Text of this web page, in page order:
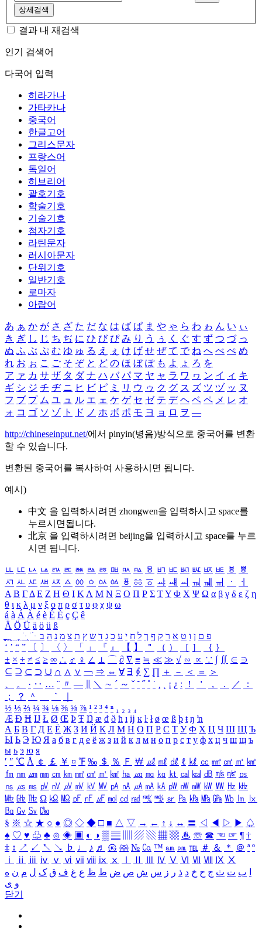
상세검색
결과 내 재검색
인기 검색어
다국어 입력
히라가나
가타카나
중국어
한글고어
그리스문자
프랑스어
독일어
히브리어
괄호기호
학술기호
기술기호
첨자기호
라틴문자
러시아문자
단위기호
일반기호
로마자
아랍어
あ ぁ か が さ ざ た だ な は ば ぱ ま や ゃ ら わ ゎ ん い ぃ
き ぎ し じ ち ぢ に ひ び ぴ み り う ぅ く ぐ す ず つ づ っ
ぬ ふ ぶ ぷ む ゆ ゅ る え ぇ け げ せ ぜ て で ね へ べ ぺ め
れ お ぉ こ ご そ ぞ と ど の ほ ぼ ぽ も よ ょ ろ を
ア ァ カ サ ザ タ ダ ナ ハ バ パ マ ヤ ャ ラ ワ ヮ ン イ ィ キ
ギ シ ジ チ ヂ ニ ヒ ビ ピ ミ リ ウ ゥ ク グ ス ズ ツ ヅ ッ ヌ
フ ブ プ ム ユ ュ ル エ ェ ケ ゲ セ ゼ テ デ ヘ ベ ペ メ レ オ
ォ コ ゴ ソ ゾ ト ド ノ ホ ボ ポ モ ヨ ョ ロ ヲ ―
http://chineseinput.net/에서 pinyin(병음)방식으로 중국어를 변환
할 수 있습니다.
변환된 중국어를 복사하여 사용하시면 됩니다.
예시)
中文 을 입력하시려면 zhongwen을 입력하시고 space를
누르시면됩니다.
北京 을 입력하시려면 beijing을 입력하시고 space를 누르
시면 됩니다.
ㅥ ㅦ ㅧ ㅨ ㅩ ㅪ ㅫ ㅬ ㅭ ㅮ ㅯ ㅰ ㅱ ㅲ ㅳ ㅴ ㅵ ㅶ ㅷ ㅸ
ㅹ
ㅺ ㅻ ㅼ ㅽ ㅾ ㅿ ㆀ ㆁ ㆂ ㆃ ㆄ ㆅ ㆆ ㆇ ㆈ ㆉ ㆊ ㆋ ㆌ ㆍ
ㆎ
Α Β ΓΔ Ε Ζ Η Θ Ι ΚΛ Μ Ν Ξ Ο Π Ρ Σ ΤΥ Φ Χ Ψ Ω α β γ δ ε ζ η
θ ι κ λ μ ν ξ ο π ρ σ τ υ φ χ ψ ω
á à Á À é è É È ç Ç ê
Ä Ö Ü ä ö ü ß
ִֶֹ ֻּ ׁׂ פ ם ן ו ט א ר ק ף ך ל ח י ע כ ג ד ש ץ ת צ מ נ ה ב
‘ ’ “ ” 〔 〕 〈 〉 「 」 『 』 【 】 ＂ （ ） ［ ］ ｛ ｝
± × ÷ ≠ ≤ ≥ ∞ ∴ ♂ ♀ ∠ ⊥ ⌒ ∂ ∇ ≡ ≒ ≪ ≫ √ ∽ ∝ ∵ ∫ ∬ ∈ ∋
⊆ ⊇ ⊂ ⊃ ∪ ∩ ∧ ∨ ￢ ⇒ ⇔ ∀ ∃ ∮ ∑ ∏ ＋ － ＜ ＝
＞
、
。 · ‥ … ¨ 〃 ― ＼ ∼ ´ ～ ˇ ˘ ˝ ˚ ˙ ¸ ¡ ¿ ː ！ ＇ ， ． ／
：
；
？ ＾ ｀
½ ⅓ ⅔ ¼ ¾ ⅛ ⅜ ⅝ ⅞ ¹ ² ³ ⁴ ⁿ ₁ ₂ ₃ ₄
Æ Ð Ħ Ĳ Ł Ø Œ Þ Ŧ Ŋ æ đ ð ħ ı ĳ ĸ ŀ ł ø œ ß þ ŧ ŋ ŉ
А Б В Г Д Е Ё Ж З И Й К Л М Н О П Р С Т У Ф Х Ц Ч Ш Щ Ъ
Ы Ь Э Ю Я а б в г д е ё ж з и й к л м н о п р с т у ф х ц ч ш щ ъ
ы ь э ю я
′ ″ ℃ Å ￠ ￡ ￥ ¤ ℉ ‰ ＄ ％ Ｆ ￦ ㎕ ㎖ ㎗ ℓ ㎘ ㏄ ㎣ ㎤ ㎥ ㎦
㎙ ㎚ ㎛ ㎜ ㎝ ㎞ ㎟ ㎠ ㎡ ㎢ ㏊ ㎍ ㎎ ㎏ ㏏ ㎈ ㎉ ㏈ ㎧ ㎨ ㎰
㎱ ㎲ ㎳ ㎴ ㎵ ㎶ ㎷ ㎸ ㎹ ㎀ ㎁ ㎂ ㎃ ㎄ ㎺ ㎻ ㎽ ㎾ ㎿ ㎐ ㎑
㎒ ㎓ ㎔ Ω ㏀ ㏁ ㎊ ㎋ ㎌ ㏖ ㏅ ㎭ ㎮ ㎯ ㏛ ㎩ ㎪ ㎫ ㎬ ㏝ ㏐
㏓
㏃ ㏉ ㏜ ㏆
§ ※ ☆ ★ ○ ● ◎ ◇ ◆ □ ■ △ ▽ → ← ↑ ↓ ↔ 〓 ◁ ◀ ▷ ▶ ♤
♠ ♡ ♥ ♧ ♣ ⊙ ◈ ▣ ◐ ◑ ▒ ▤ ▨ ▧ ▦ ▩ ♨ ☏ ☎ ☜ ☞ ¶ †
‡ ↕ ↗ ↙ ↖ ↘ ♭ ♩ ♪ ♬ ㉿ ㈜ № ㏇ ™ ㏂ ㏘ ℡ ＃ ＆ ＊ ＠ ª º
ⅰ
ⅱ ⅲ ⅳ ⅴ ⅵ ⅶ ⅷ ⅸ ⅹ Ⅳ Ⅴ Ⅵ Ⅶ Ⅷ Ⅸ Ⅹ
ب ت ث ج ح خ د ذ ر ز س ش ص ض ط ظ ع غ ف ق ک ل م ن ه
و ی
닫기